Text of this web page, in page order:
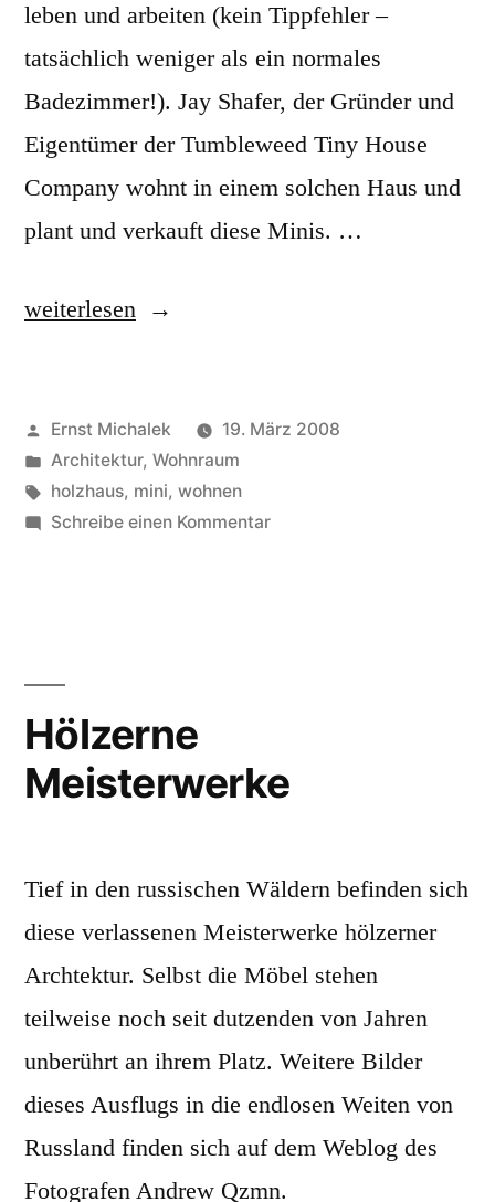
leben und arbeiten (kein Tippfehler –
tatsächlich weniger als ein normales
Badezimmer!). Jay Shafer, der Gründer und
Eigentümer der Tumbleweed Tiny House
Company wohnt in einem solchen Haus und
plant und verkauft diese Minis. …
„Das
Wohnhaus
der
Welt“
weiterlesen
Veröffentlicht
von
Ernst Michalek
19. März 2008
Veröffentlicht
unter
Architektur, Wohnraum
Schlagwörter:
holzhaus, mini, wohnen
Schreibe einen Kommentarzu
Hölzerne
Meisterwerke
Tief in den russischen Wäldern befinden sich
diese verlassenen Meisterwerke hölzerner
Archtektur. Selbst die Möbel stehen
teilweise noch seit dutzenden von Jahren
unberührt an ihrem Platz. Weitere Bilder
dieses Ausflugs in die endlosen Weiten von
Russland finden sich auf dem Weblog des
Fotografen Andrew Qzmn.